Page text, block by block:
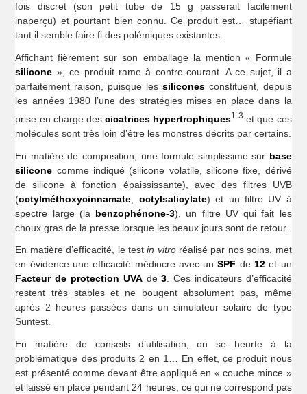
fois discret (son petit tube de 15 g passerait facilement
inaperçu) et pourtant bien connu. Ce produit est… stupéfiant
tant il semble faire fi des polémiques existantes.
Affichant fièrement sur son emballage la mention « Formule
silicone », ce produit rame à contre-courant. A ce sujet, il a
parfaitement raison, puisque les siliconesconstituent, depuis
les années 1980 l’une des stratégies mises en place dans la
prise en charge des cicatrices hypertrophiques1-3 et que ces
molécules sont très loin d’être les monstres décrits par certains.
En matière de composition, une formule simplissime sur base
silicone comme indiqué (silicone volatile, silicone fixe, dérivé
de silicone à fonction épaississante), avec des filtres UVB
(octylméthoxycinnamate octylsalicylate) et un filtre UV à
spectre large (la benzophénone-3), un filtre UV qui fait les
choux gras de la presse lorsque les beaux jours sont de retour.
En matière d’efficacité, le testin vitroréalisé par nos soins, met
en évidence une efficacité médiocre avec unSPF de12 et un
Facteur de protection UVAde3. Ces indicateurs d’efficacité
restent très stables et ne bougent absolument pas, même
après 2 heures passées dans un simulateur solaire de type
Suntest.
En matière de conseils d’utilisation, on se heurte à la
problématique des produits 2 en 1… En effet, ce produit nous
est présenté comme devant être appliqué en « couche mince »
et laissé en place pendant 24 heures, ce qui ne correspond pas